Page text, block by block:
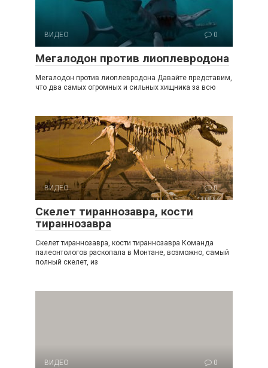
ВИДЕО 0
Мегалодон против лиоплевродона
Мегалодон против лиоплевродона Давайте представим,
что два самых огромных и сильных хищника за всю
ВИДЕО 0
Скелет тираннозавра, кости
тираннозавра
Скелет тираннозавра, кости тираннозавра Команда
палеонтологов раскопала в Монтане, возможно, самый
полный скелет, из
ВИДЕО 0